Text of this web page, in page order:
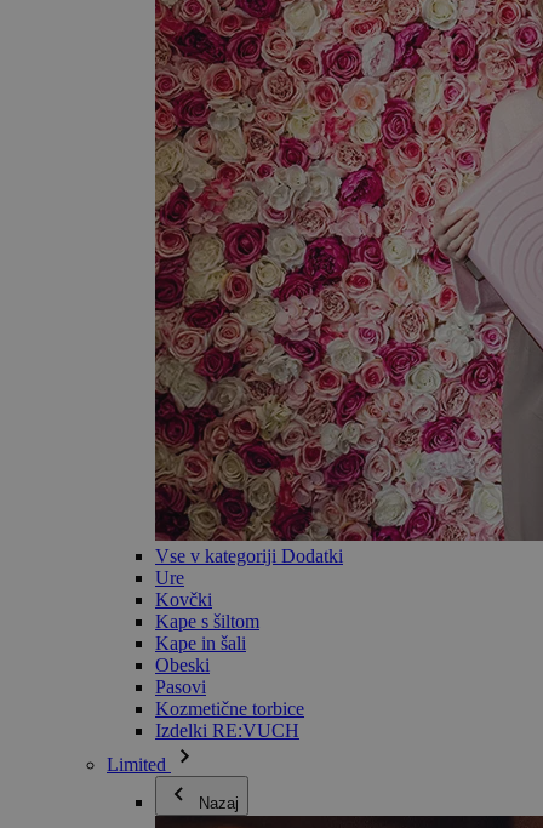
Vse v kategoriji Dodatki
Ure
Kovčki
Kape s šiltom
Kape in šali
Obeski
Pasovi
Kozmetične torbice
Izdelki RE:VUCH
Limited
Nazaj